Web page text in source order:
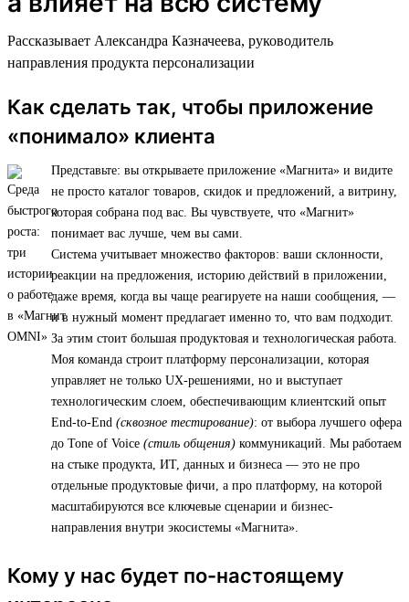
Рассказывает Александра Казначеева, руководитель
направления продукта персонализации
Как сделать так, чтобы приложение
«понимало» клиента
Представьте: вы открываете приложение «Магнита» и видите
не просто каталог товаров, скидок и предложений, а витрину,
которая собрана под вас. Вы чувствуете, что «Магнит»
понимает вас лучше, чем вы сами.
Система учитывает множество факторов: ваши склонности,
реакции на предложения, историю действий в приложении,
даже время, когда вы чаще реагируете на наши сообщения, —
и в нужный момент предлагает именно то, что вам подходит.
За этим стоит большая продуктовая и технологическая работа.
Моя команда строит платформу персонализации, которая
управляет не только UX-решениями, но и выступает
технологическим слоем, обеспечивающим клиентский опыт
End-to-End (сквозное тестирование): от выбора лучшего офера
до Tone of Voice (стиль общения) коммуникаций. Мы работаем
на стыке продукта, ИТ, данных и бизнеса — это не про
отдельные продуктовые фичи, а про платформу, на которой
масштабируются все ключевые сценарии и бизнес-
направления внутри экосистемы «Магнита».
Кому у нас будет по-настоящему